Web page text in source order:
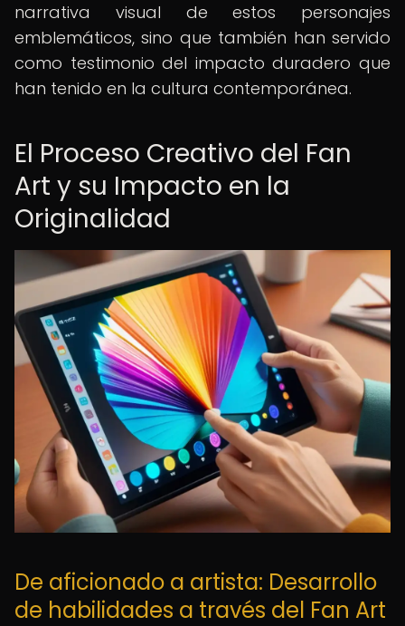
narrativa visual de estos personajes
emblemáticos, sino que también han servido
como testimonio del impacto duradero que
han tenido en la cultura contemporánea.
El Proceso Creativo del Fan
Art y su Impacto en la
Originalidad
De aficionado a artista: Desarrollo
de habilidades a través del Fan Art